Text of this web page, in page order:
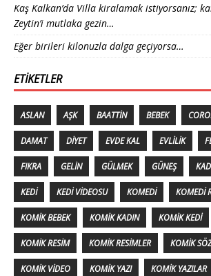
Kaş Kalkan’da Villa kiralamak istiyorsanız;
Zeytin’i mutlaka gezin…
Eğer birileri kilonuzla dalga geçiyorsa…
ETIKETLER
ASLAN AŞK BAATTIN BEBEK
DAMAT DIYET EVDE KAL EVLILIK
FIKRA GELIN GÜLMEK GÜNEŞ
KEDI KEDI VIDEOSU KOMEDI KOMEDI
KOMIK BEBEK KOMIK KADIN KOMIK KEDI
KOMIK RESIM KOMIK RESIMLER KOMIK SÖZ
KOMIK VIDEO KOMIK YAZI KOMIK YAZILAR